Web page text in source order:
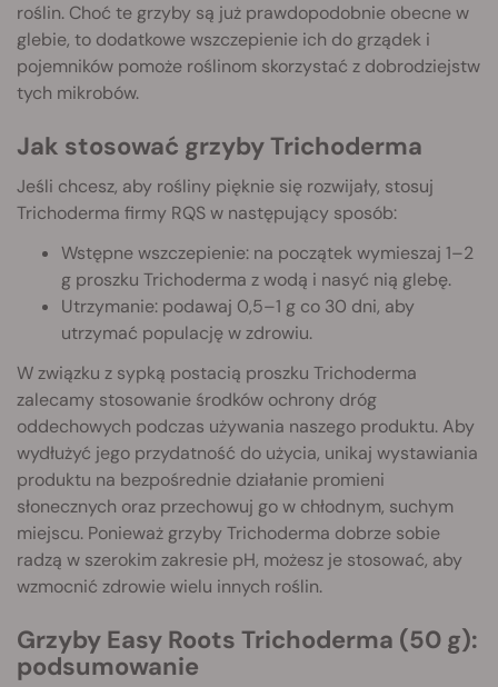
roślin. Choć te grzyby są już prawdopodobnie obecne w
glebie, to dodatkowe wszczepienie ich do grządek i
pojemników pomoże roślinom skorzystać z dobrodziejstw
tych mikrobów.
Jak stosować grzyby Trichoderma
Jeśli chcesz, aby rośliny pięknie się rozwijały, stosuj
Trichoderma firmy RQS w następujący sposób:
Wstępne wszczepienie: na początek wymieszaj 1–2
g proszku Trichoderma z wodą i nasyć nią glebę.
Utrzymanie: podawaj 0,5–1 g co 30 dni, aby
utrzymać populację w zdrowiu.
W związku z sypką postacią proszku Trichoderma
zalecamy stosowanie środków ochrony dróg
oddechowych podczas używania naszego produktu. Aby
wydłużyć jego przydatność do użycia, unikaj wystawiania
produktu na bezpośrednie działanie promieni
słonecznych oraz przechowuj go w chłodnym, suchym
miejscu. Ponieważ grzyby Trichoderma dobrze sobie
radzą w szerokim zakresie pH, możesz je stosować, aby
wzmocnić zdrowie wielu innych roślin.
Grzyby Easy Roots Trichoderma (50 g):
podsumowanie